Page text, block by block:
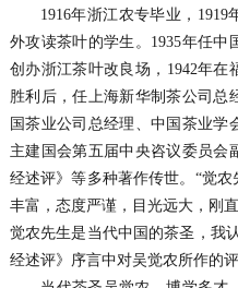
1916年浙江农专毕业，1919
外攻读茶叶的学生。1935年任中
创办浙江茶叶改良场，1942年
胜利后，任上海新华制茶公司总
国茶业公司总经理、中国茶业学
主建国会第五届中央咨议委员会
经述评》等多种著作传世。“觉
丰富，态度严谨，目光远大，刚
觉农先生是当代中国的茶圣，我
经述评》序言中对吴觉农所作的